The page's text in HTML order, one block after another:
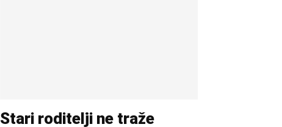
Stari roditelji ne traže